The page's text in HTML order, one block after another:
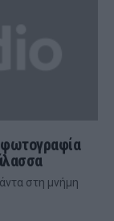
φωτογραφία
στη μνήμη